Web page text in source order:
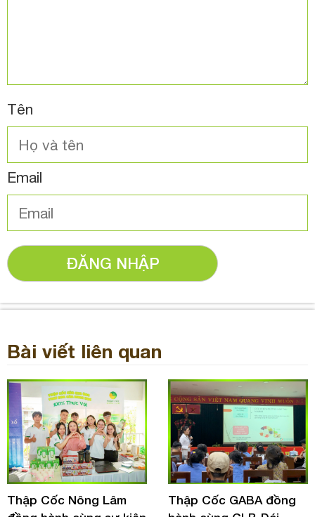
Tên
Email
ĐĂNG NHẬP
Bài viết liên quan
Thập Cốc Nông Lâm
Thập Cốc GABA đồng